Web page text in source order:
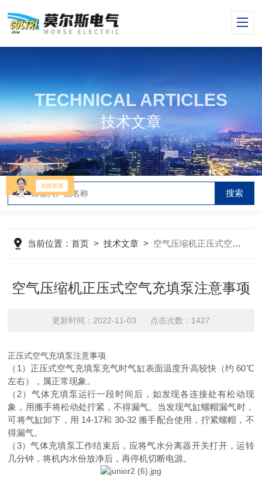
TECHNICAL ARTICLES
技术文章
当前位置：首页 >技术文章 > 空气压缩机正压式空气充填泵注意事项
空气压缩机正压式空气充填泵注意事项
更新时间：2022-11-03 点击次数：1427
正压式空气充填泵注意事项
（1）正压式空气充填泵充气时气缸表面温度升高较快（约 60℃
左右），属正常现象。
（2）气体充填泵运行一段时间后，如发现各连接处有松动现
象，用搬手将松动处拧紧，不得漏气。当发现气缸螺帽漏气时，
可将气缸卸下，用 14-17和 30-32 搬手配合使用，拧紧螺帽，不
得漏气。
（3）气体充填泵工作结束后，应将气水分离器开关打开，运转
几分钟，将机内水份放净后，再停机切断电源。